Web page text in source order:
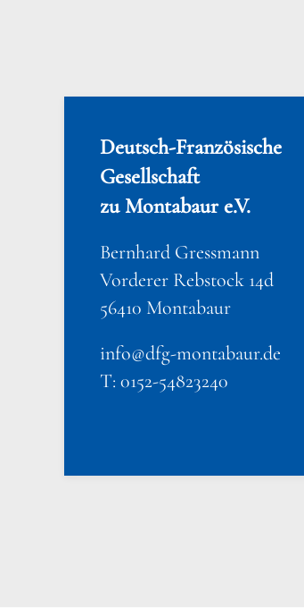
Deutsch-Französische
Gesellschaft
zu Montabaur e.V.
Bernhard Gressmann
Vorderer Rebstock 14d
56410 Montabaur
info@dfg-montabaur.de
T: 0152-54823240